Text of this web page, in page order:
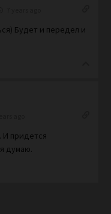
Будет и передел и
И придется
думаю.